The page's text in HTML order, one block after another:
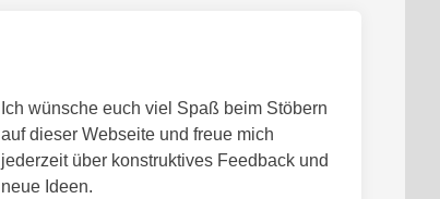
Ich wünsche euch viel Spaß beim Stöbern
auf dieser Webseite und freue mich
jederzeit über konstruktives Feedback und
neue Ideen.